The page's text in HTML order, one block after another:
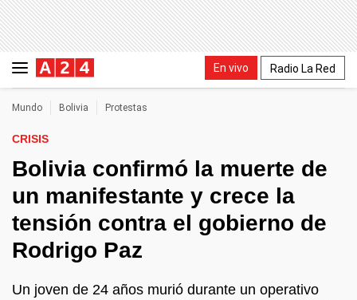
En vivo Radio La Red
Mundo Bolivia Protestas
CRISIS
Bolivia confirmó la muerte de
un manifestante y crece la
tensión contra el gobierno de
Rodrigo Paz
Un joven de 24 años murió durante un operativo